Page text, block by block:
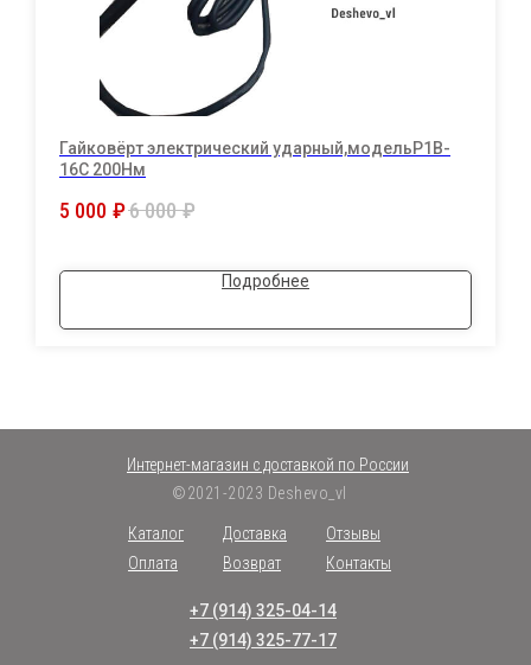
Гайковёрт электрический ударный,модельP1B-
16C 200Нм
5 000 ₽6 000 ₽
Подробнее
©2021-2023 Deshevo_vl
Каталог
Интернет-магазин с доставкой по России
Возврат
Отзывы
Оплата
Контакты
Доставка
+7 (914) 325-04-14
+7 (914) 325-77-17